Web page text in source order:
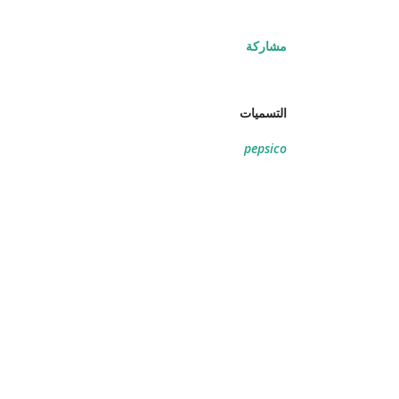
مشاركة
التسميات
pepsico